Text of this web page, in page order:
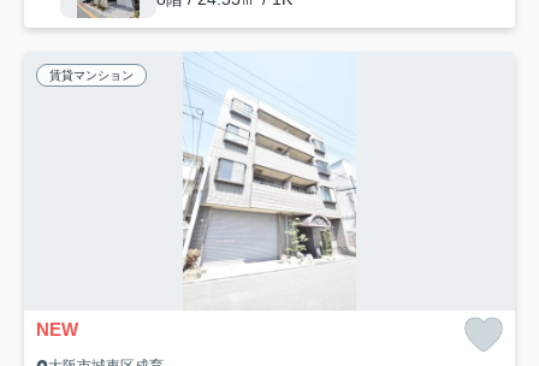
賃貸マンション
NEW